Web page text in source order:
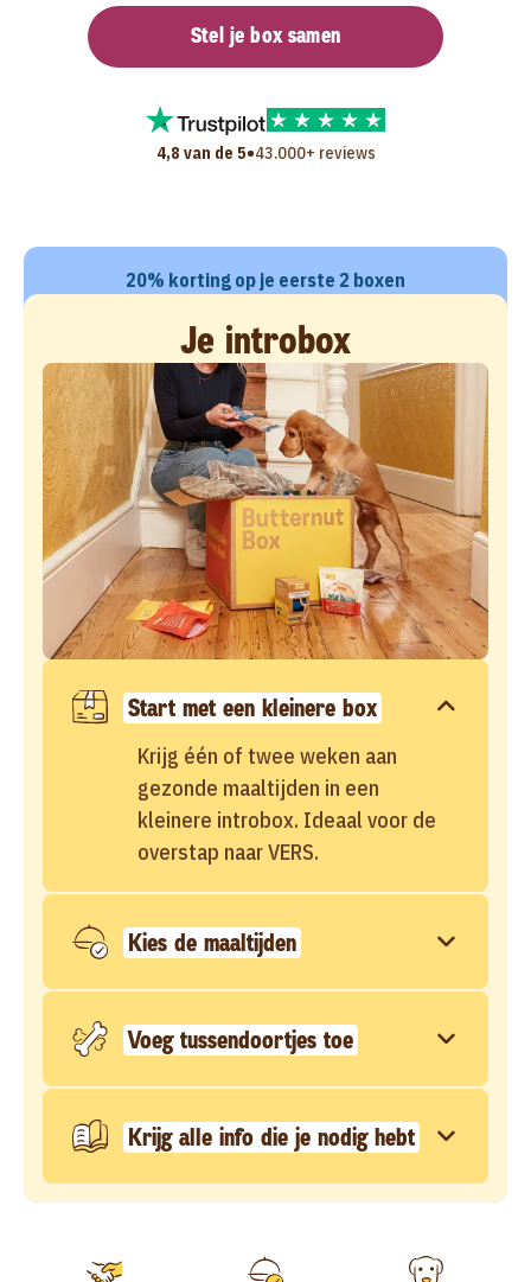
Stel je box samen
4,8 van de 5•43.000+ reviews
20% korting op je eerste 2 boxen
Je introbox
Start met een kleinere box
Krijg één of twee weken aan
gezonde maaltijden in een
kleinere introbox. Ideaal voor de
overstap naar VERS.
Kies de maaltijden
Voeg tussendoortjes toe
Krijg alle info die je nodig hebt